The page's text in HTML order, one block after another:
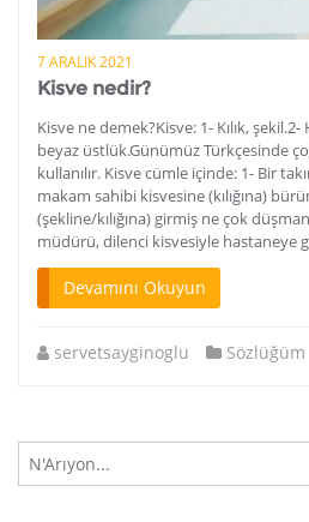
7 ARALIK 2021
Kisve nedir?
Kisve ne demek?Kisve: 1- Kılık, şekil.2-
beyaz üstlük.Günümüz Türkçesinde
kullanılır. Kisve cümle içinde: 1- Bir
makam sahibi kisvesine (kılığına)
(şekline/kılığına) girmiş ne çok
müdürü, dilenci kisvesiyle hastaneye
Devamını Okuyun
servetsayginoglu Sözlüğüm